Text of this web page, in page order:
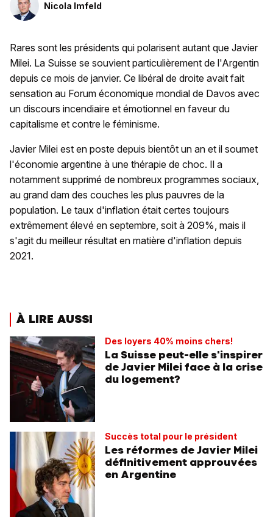
Nicola Imfeld
Rares sont les présidents qui polarisent autant que Javier
Milei. La Suisse se souvient particulièrement de l'Argentin
depuis ce mois de janvier. Ce libéral de droite avait fait
sensation au Forum économique mondial de Davos avec
un discours incendiaire et émotionnel en faveur du
capitalisme et contre le féminisme.
Javier Milei est en poste depuis bientôt un an et il soumet
l'économie argentine à une thérapie de choc. Il a
notamment supprimé de nombreux programmes sociaux,
au grand dam des couches les plus pauvres de la
population. Le taux d'inflation était certes toujours
extrêmement élevé en septembre, soit à 209%, mais il
s'agit du meilleur résultat en matière d'inflation depuis
2021.
À LIRE AUSSI
Des loyers 40% moins chers!
La Suisse peut-elle s'inspirer
de Javier Milei face à la crise
du logement?
Succès total pour le président
Les réformes de Javier Milei
définitivement approuvées
en Argentine